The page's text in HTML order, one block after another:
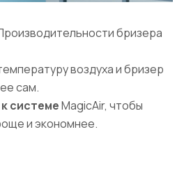
бризера
воздуха и бризер
сам.
системеMagicAir, чтобы
и экономнее.